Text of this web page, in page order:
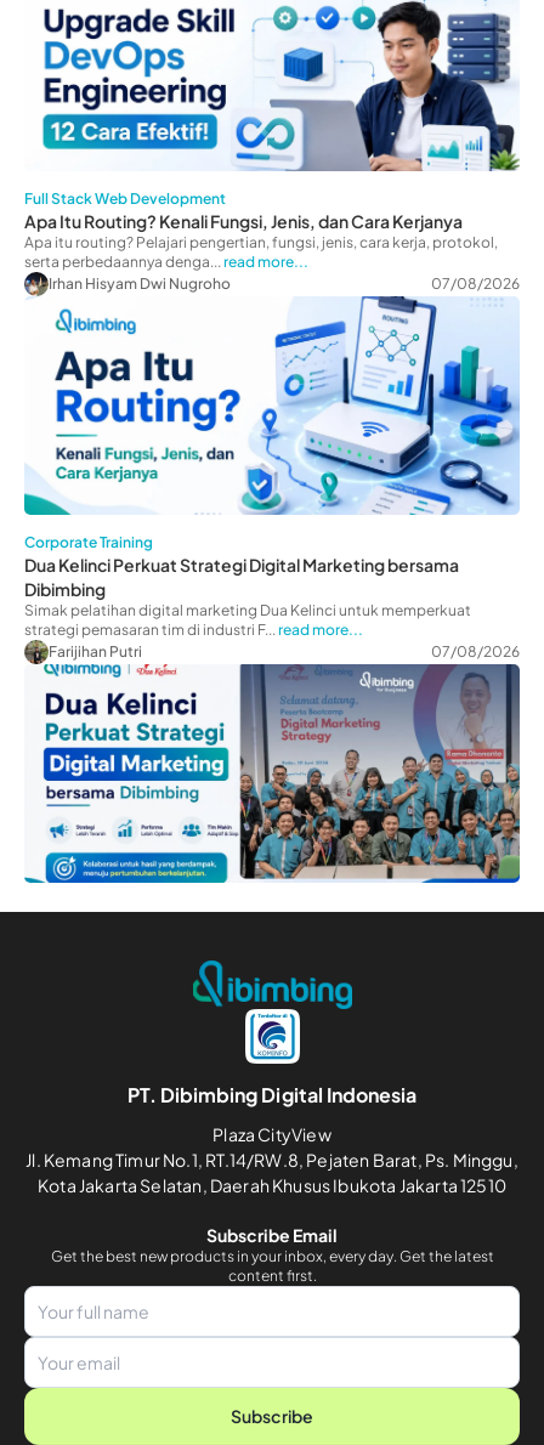
Full Stack Web Development
Apa Itu Routing? Kenali Fungsi, Jenis, dan Cara Kerjanya
Apa itu routing? Pelajari pengertian, fungsi, jenis, cara kerja, protokol,
serta perbedaannya denga...read more...
Irhan Hisyam Dwi Nugroho
07/08/2026
Corporate Training
Dua Kelinci Perkuat Strategi Digital Marketing bersama
Dibimbing
Simak pelatihan digital marketing Dua Kelinci untuk memperkuat
strategi pemasaran tim di industri F...read more...
Farijihan Putri
07/08/2026
PT. Dibimbing Digital Indonesia
Plaza CityView
Jl. Kemang Timur No.1, RT.14/RW.8, Pejaten Barat, Ps. Minggu,
Kota Jakarta Selatan, Daerah Khusus Ibukota Jakarta 12510
Subscribe Email
Get the best new products in your inbox, every day. Get the latest
content first.
Subscribe